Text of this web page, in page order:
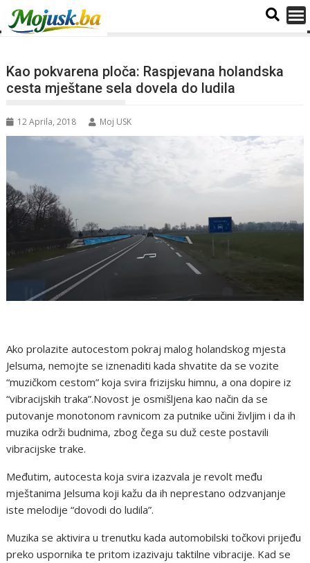
Kao pokvarena ploča: Raspjevana holandska
cesta mještane sela dovela do ludila
12 Aprila, 2018 Moj USK
Ako prolazite autocestom pokraj malog holandskog mjesta
Jelsuma, nemojte se iznenaditi kada shvatite da se vozite
“muzičkom cestom” koja svira frizijsku himnu, a ona dopire iz
“vibracijskih traka”.Novost je osmišljena kao način da se
putovanje monotonom ravnicom za putnike učini življim i da ih
muzika održi budnima, zbog čega su duž ceste postavili
vibracijske trake.
Međutim, autocesta koja svira izazvala je revolt među
mještanima Jelsuma koji kažu da ih neprestano odzvanjanje
iste melodije “dovodi do ludila”.
Muzika se aktivira u trenutku kada automobilski točkovi prijeđu
preko uspornika te pritom izazivaju taktilne vibracije. Kad se